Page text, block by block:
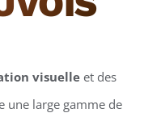
visuelleet des
une large gamme de